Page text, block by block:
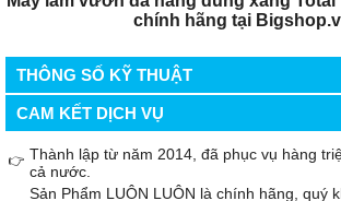
chính hãng tại
THÔNG SỐ KỸ THUẬT
CAM KẾT DỊCH VỤ
👉 Thành lập từ năm 2014, đã phục vụ hàng
cả nước.
Sản Phẩm LUÔN LUÔN là chính hãng, quý